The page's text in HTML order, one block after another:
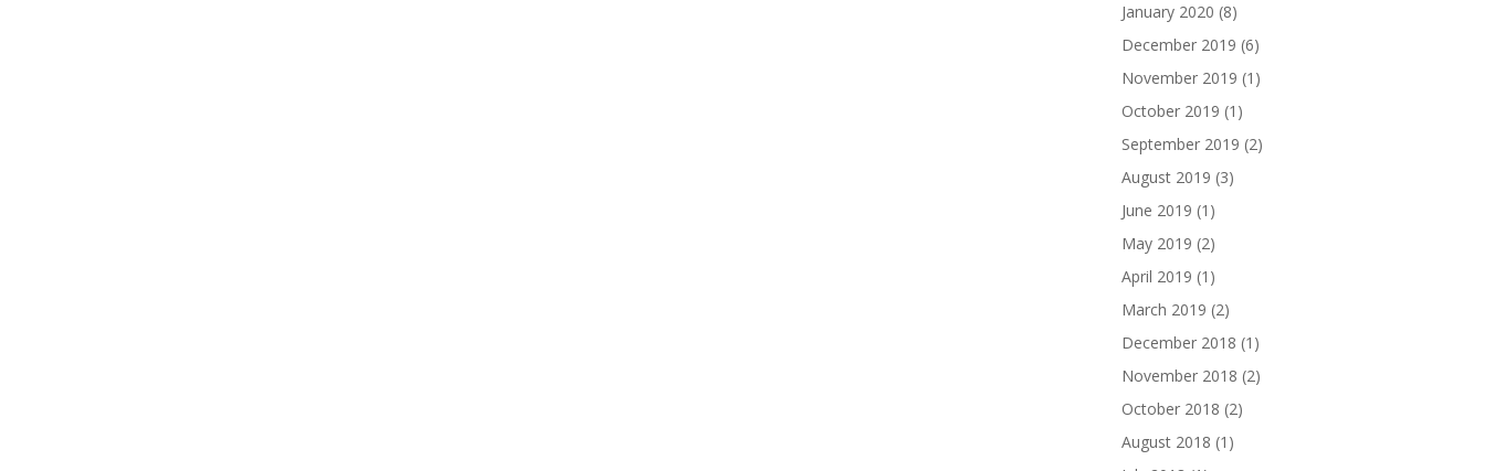
January 2020 (8)
December 2019 (6)
November 2019 (1)
October 2019 (1)
September 2019 (2)
August 2019 (3)
June 2019 (1)
May 2019 (2)
April 2019 (1)
March 2019 (2)
December 2018 (1)
November 2018 (2)
October 2018 (2)
August 2018 (1)